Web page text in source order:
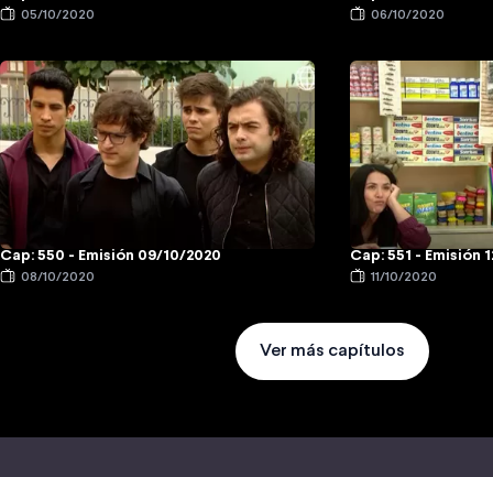
05/10/2020 06/10/2020
Cap: 550 - Emisión 09/10/2020
08/10/2020
Cap: 551 - Emisión
11/10/2020
Ver más capítulos